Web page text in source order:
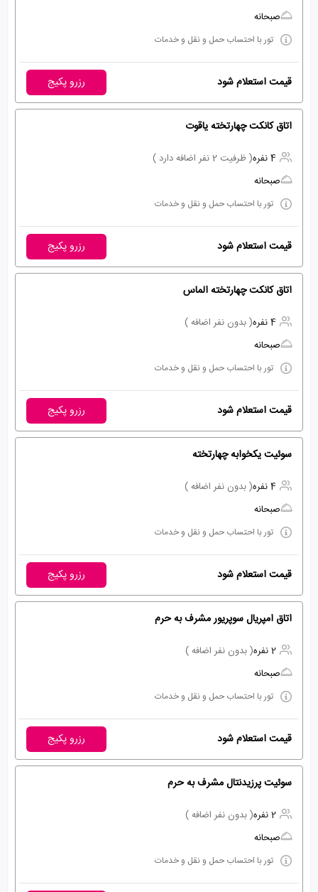
صبحانه
تور با احتساب حمل و نقل و خدمات
قیمت استعلام شود رزرو پکیج
اتاق کانکت چهارتخته یاقوت
4 نفره
( ظرفیت 2 نفر اضافه دارد )
صبحانه
تور با احتساب حمل و نقل و خدمات
قیمت استعلام شود رزرو پکیج
اتاق کانکت چهارتخته الماس
4 نفره
( بدون نفر اضافه )
صبحانه
تور با احتساب حمل و نقل و خدمات
قیمت استعلام شود رزرو پکیج
سوئیت یکخوابه چهارتخته
4 نفره
( بدون نفر اضافه )
صبحانه
تور با احتساب حمل و نقل و خدمات
قیمت استعلام شود رزرو پکیج
اتاق امپریال سوپریور مشرف به حرم
2 نفره
( بدون نفر اضافه )
صبحانه
تور با احتساب حمل و نقل و خدمات
قیمت استعلام شود رزرو پکیج
سوئیت پرزیدنتال مشرف به حرم
2 نفره
( بدون نفر اضافه )
صبحانه
تور با احتساب حمل و نقل و خدمات